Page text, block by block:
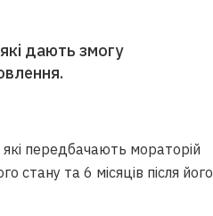
дають змогу
передбачають мораторій
стану та 6 місяців після його